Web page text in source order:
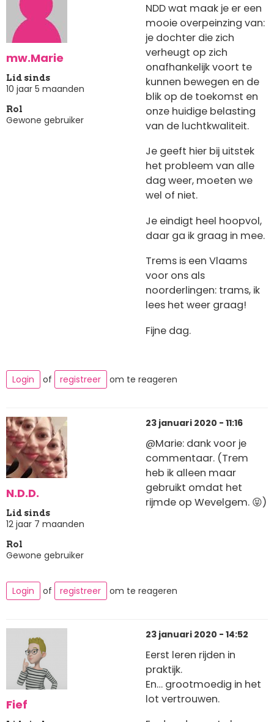
mw.Marie
Lid sinds
10 jaar 5 maanden
Rol
Gewone gebruiker
NDD wat maak je er een
mooie overpeinzing van:
je dochter die zich
verheugt op zich
onafhankelijk voort te
kunnen bewegen en de
blik op de toekomst en
onze huidige belasting
van de luchtkwaliteit.
Je geeft hier bij uitstek
het probleem van alle
dag weer, moeten we
wel of niet.
Je eindigt heel hoopvol,
daar ga ik graag in mee.
Trems is een Vlaams
voor ons als
noorderlingen: trams, ik
lees het weer graag!
Fijne dag.
Login of registreer om te reageren
N.D.D.
Lid sinds
12 jaar 7 maanden
Rol
Gewone gebruiker
23 januari 2020 - 11:16
@Marie: dank voor je
commentaar. (Trem
heb ik alleen maar
gebruikt omdat het
rijmde op Wevelgem. 😝)
Login of registreer om te reageren
Fief
23 januari 2020 - 14:52
Eerst leren rijden in
praktijk.
En… grootmoedig in het
lot vertrouwen.